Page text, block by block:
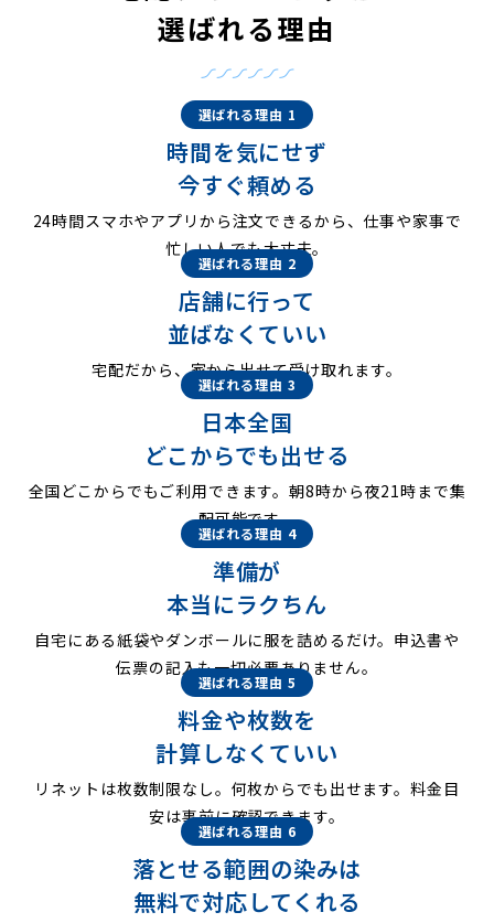
選ばれる理由
選ばれる理由 1
時間を気にせず
今すぐ頼める
24時間スマホやアプリから注文できるから、仕事や家事で
忙しい人でも大丈夫。
選ばれる理由 2
店舗に行って
並ばなくていい
宅配だから、家から出せて受け取れます。
選ばれる理由 3
日本全国
どこからでも出せる
全国どこからでもご利用できます。朝8時から夜21時まで集
配可能です。
選ばれる理由 4
準備が
本当にラクちん
自宅にある紙袋やダンボールに服を詰めるだけ。申込書や
伝票の記入も一切必要ありません。
選ばれる理由 5
料金や枚数を
計算しなくていい
リネットは枚数制限なし。何枚からでも出せます。料金目
安は事前に確認できます。
選ばれる理由 6
落とせる範囲の染みは
無料で対応してくれる